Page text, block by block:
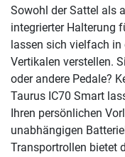
Sowohl der Sattel als
integrierter Halterung
lassen sich vielfach
Vertikalen verstellen.
oder andere Pedale?
Taurus IC70 Smart
Ihren persönlichen
unabhängigen
Transportrollen bietet